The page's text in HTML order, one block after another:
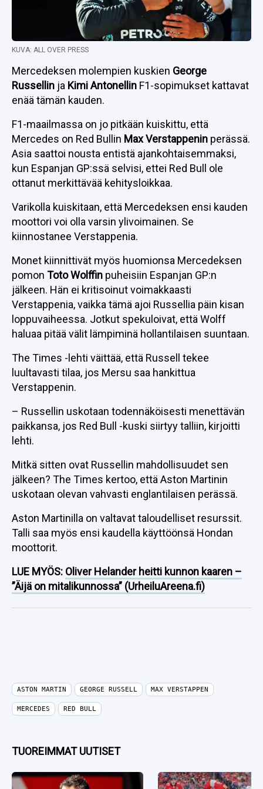
KUVA: ALL OVER PRESS
Mercedeksen molempien kuskien George
Russellin ja Kimi Antonellin F1-sopimukset kattavat
enää tämän kauden.
F1-maailmassa on jo pitkään kuiskittu, että
Mercedes on Red Bullin Max Verstappenin perässä.
Asia saattoi nousta entistä ajankohtaisemmaksi,
kun Espanjan GP:ssä selvisi, ettei Red Bull ole
ottanut merkittävää kehitysloikkaa.
Varikolla kuiskitaan, että Mercedeksen ensi kauden
moottori voi olla varsin ylivoimainen. Se
kiinnostanee Verstappenia.
Monet kiinnittivät myös huomionsa Mercedeksen
pomon Toto Wolffin puheisiin Espanjan GP:n
jälkeen. Hän ei kritisoinut voimakkaasti
Verstappenia, vaikka tämä ajoi Russellia päin kisan
loppuvaiheessa. Jotkut spekuloivat, että Wolff
haluaa pitää välit lämpiminä hollantilaisen suuntaan.
The Times -lehti väittää, että Russell tekee
luultavasti tilaa, jos Mersu saa hankittua
Verstappenin.
– Russellin uskotaan todennäköisesti menettävän
paikkansa, jos Red Bull -kuski siirtyy talliin, kirjoitti
lehti.
Mitkä sitten ovat Russellin mahdollisuudet sen
jälkeen? The Times kertoo, että Aston Martinin
uskotaan olevan vahvasti englantilaisen perässä.
Aston Martinilla on valtavat taloudelliset resurssit.
Talli saa myös ensi kaudella käyttöönsä Hondan
moottorit.
LUE MYÖS: Oliver Helander heitti kunnon kaaren –
”Äijä on mitalikunnossa” (UrheiluAreena.fi)
ASTON MARTIN GEORGE RUSSELL MAX VERSTAPPEN
MERCEDES RED BULL
TUOREIMMAT UUTISET